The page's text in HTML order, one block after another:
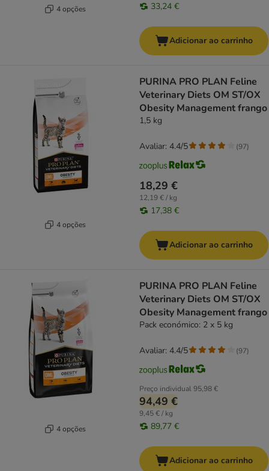
4 opções 33,24 €
Adicionar ao carrinho
4 opções
PURINA PRO PLAN Feline
Veterinary Diets OM ST/OX
Obesity Management frango
1,5 kg
18,29 €
12,19 € / kg
17,38 €
Avaliar: 4.4/5 (97)
Adicionar ao carrinho
4 opções
PURINA PRO PLAN Feline
Veterinary Diets OM ST/OX
Obesity Management frango
Pack económico: 2 x 5 kg
Preço individual95,98 €
94,49 €
9,45 € / kg
89,77 €
Avaliar: 4.4/5 (97)
Adicionar ao carrinho